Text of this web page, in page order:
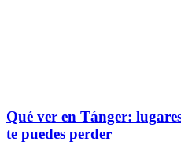
Qué ver en Tánger:
te puedes perder